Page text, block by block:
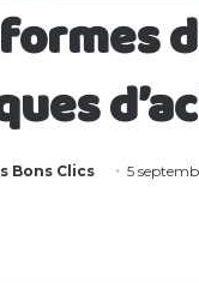
Bons Clics 5